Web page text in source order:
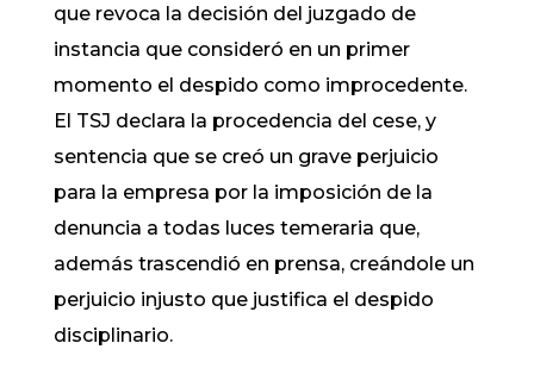
que revoca la decisión del juzgado de
instancia que consideró en un primer
momento el despido como improcedente.
El TSJ declara la procedencia del cese, y
sentencia que se creó un grave perjuicio
para la empresa por la imposición de la
denuncia a todas luces temeraria que,
además trascendió en prensa, creándole un
perjuicio injusto que justifica el despido
disciplinario.